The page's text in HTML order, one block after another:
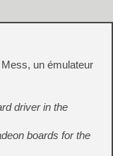
un émulateur
driver in the
boards for the